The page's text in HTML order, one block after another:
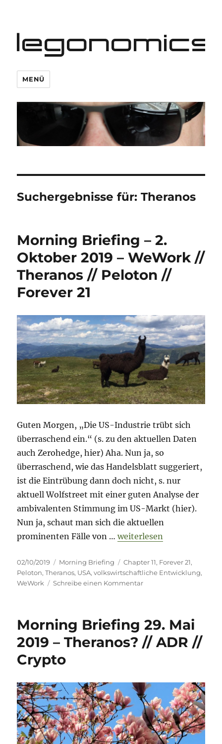
legonomics
MENÜ
Suchergebnisse für:Theranos
Morning Briefing – 2.
Oktober 2019 – WeWork //
Theranos // Peloton //
Forever 21
Guten Morgen, „Die US-Industrie trübt sich
überraschend ein.“ (s. zu den aktuellen Daten
auch Zerohedge, hier) Aha. Nun ja, so
überraschend, wie das Handelsblatt suggeriert,
ist die Eintrübung dann doch nicht, s. nur
aktuell Wolfstreet mit einer guten Analyse der
ambivalenten Stimmung im US-Markt (hier).
Nun ja, schaut man sich die aktuellen
prominenten Fälle von …„Morning Briefing – 2.
weiterlesen
Veröffentlicht
am
02/10/2019 Kategorien
Morning Briefing Schlagwörter
Chapter 11, Forever 21,
Peloton,Theranos, USA,volkswirtschaftliche Entwicklung,
WeWork
Schreibe einen Kommentarzu
2.
Oktober
2019
Theranos
//
Peloton
//
Forever
21
Morning Briefing 29. Mai
2019 – Theranos? // ADR //
Crypto